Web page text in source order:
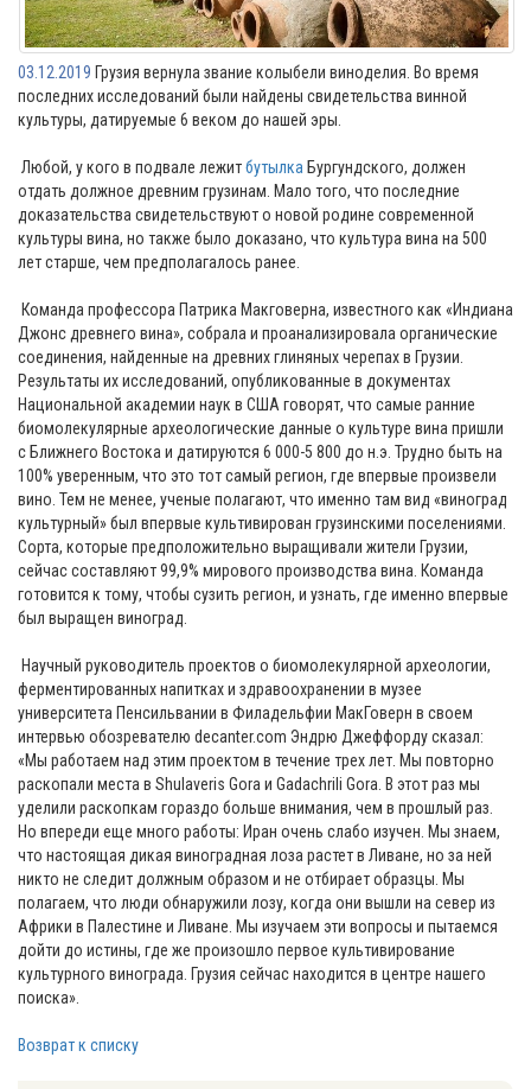
03.12.2019 Грузия вернула звание колыбели виноделия. Во время
последних исследований были найдены свидетельства винной
культуры, датируемые 6 веком до нашей эры.
Любой, у кого в подвале лежитбутылка Бургундского, должен
отдать должное древним грузинам. Мало того, что последние
доказательства свидетельствуют о новой родине современной
культуры вина, но также было доказано, что культура вина на 500
лет старше, чем предполагалось ранее.
Команда профессора Патрика Макговерна, известного как «Индиана
Джонс древнего вина», собрала и проанализировала органические
соединения, найденные на древних глиняных черепах в Грузии.
Результаты их исследований, опубликованные в документах
Национальной академии наук в США говорят, что самые ранние
биомолекулярные археологические данные о культуре вина пришли
с Ближнего Востока и датируются 6 000-5 800 до н.э. Трудно быть на
100% уверенным, что это тот самый регион, где впервые произвели
вино. Тем не менее, ученые полагают, что именно там вид «виноград
культурный» был впервые культивирован грузинскими поселениями.
Сорта, которые предположительно выращивали жители Грузии,
сейчас составляют 99,9% мирового производства вина. Команда
готовится к тому, чтобы сузить регион, и узнать, где именно впервые
был выращен виноград.
Научный руководитель проектов о биомолекулярной археологии,
ферментированных напитках и здравоохранении в музее
университета Пенсильвании в Филадельфии МакГоверн в своем
интервью обозревателю decanter.com Эндрю Джеффорду сказал:
«Мы работаем над этим проектом в течение трех лет. Мы повторно
раскопали места в Shulaveris Gora и Gadachrili Gora. В этот раз мы
уделили раскопкам гораздо больше внимания, чем в прошлый раз.
Но впереди еще много работы: Иран очень слабо изучен. Мы знаем,
что настоящая дикая виноградная лоза растет в Ливане, но за ней
никто не следит должным образом и не отбирает образцы. Мы
полагаем, что люди обнаружили лозу, когда они вышли на север из
Африки в Палестине и Ливане. Мы изучаем эти вопросы и пытаемся
дойти до истины, где же произошло первое культивирование
культурного винограда. Грузия сейчас находится в центре нашего
поиска».
Возврат к списку